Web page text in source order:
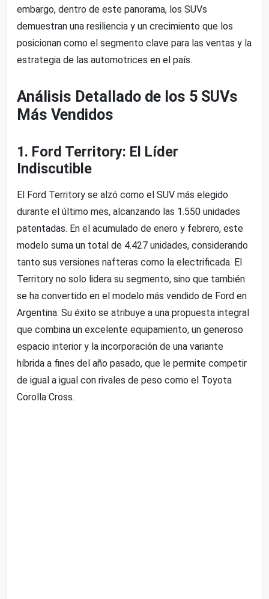
embargo, dentro de este panorama, los SUVs
demuestran una resiliencia y un crecimiento que los
posicionan como el segmento clave para las ventas y la
estrategia de las automotrices en el país.
Análisis Detallado de los 5 SUVs
Más Vendidos
1. Ford Territory: El Líder
Indiscutible
El Ford Territory se alzó como el SUV más elegido
durante el último mes, alcanzando las 1.550 unidades
patentadas. En el acumulado de enero y febrero, este
modelo suma un total de 4.427 unidades, considerando
tanto sus versiones nafteras como la electrificada. El
Territory no solo lidera su segmento, sino que también
se ha convertido en el modelo más vendido de Ford en
Argentina. Su éxito se atribuye a una propuesta integral
que combina un excelente equipamiento, un generoso
espacio interior y la incorporación de una variante
híbrida a fines del año pasado, que le permite competir
de igual a igual con rivales de peso como el Toyota
Corolla Cross.